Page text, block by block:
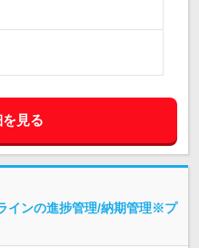
見る
インの進捗管理/納期管理※プ